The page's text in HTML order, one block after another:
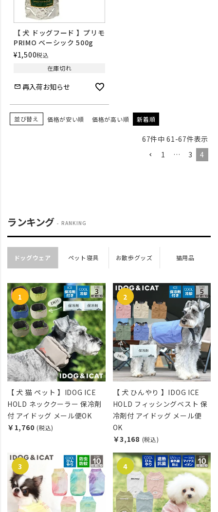
【 犬 ドッグフード 】プリモ
PRIMO ベーシック 500g
¥1,500税込
在庫切れ
再入荷お知らせ
並び替え 価格が安い順 価格が高い順 新着順
67件中 61 -67件表示
1
… 3 4
ランキング RANKING
ドッグウェア ペット寝具 お散歩グッズ 猫用品
【 犬 猫 ペット 】IDOG ICE
HOLD ネッククーラー 保冷剤
付 アイドッグ メール便OK
￥1,760 (税込)
【 犬 ひんやり 】IDOG ICE
HOLD フィッシングベスト 保
冷剤付 アイドッグ メール便
OK
￥3,168 (税込)